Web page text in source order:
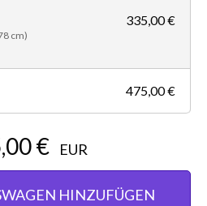
cm)
335,00 €
475,00 €
€ EUR
HINZUFÜGEN